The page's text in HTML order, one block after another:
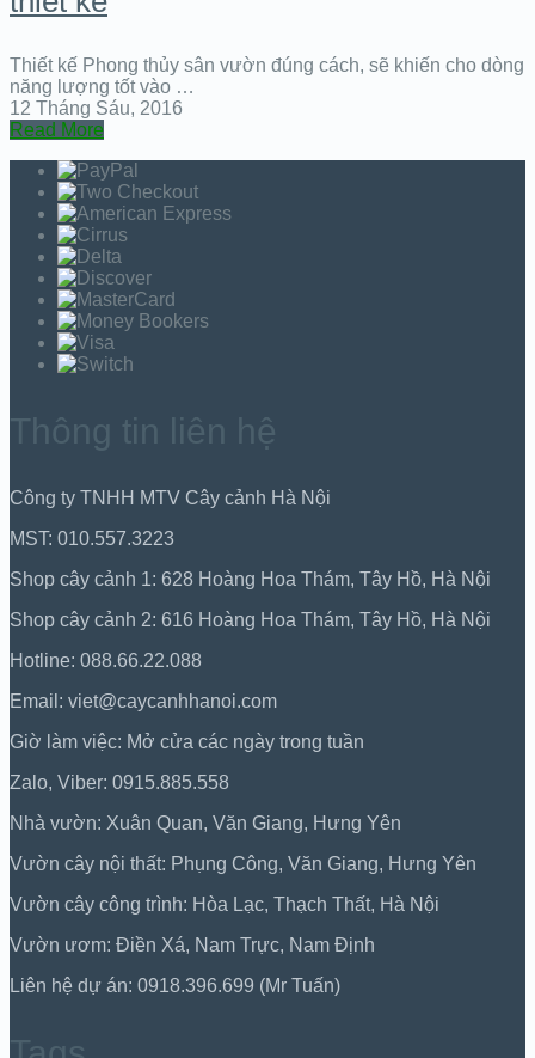
Thiết kế Phong thủy sân vườn đúng cách, sẽ khiến cho dòng
năng lượng tốt vào …
12 Tháng Sáu, 2016
Read More
Thông tin liên hệ
Công ty TNHH MTV Cây cảnh Hà Nội
MST: 010.557.3223
Shop cây cảnh 1: 628 Hoàng Hoa Thám, Tây Hồ, Hà Nội
Shop cây cảnh 2: 616 Hoàng Hoa Thám, Tây Hồ, Hà Nội
Hotline: 088.66.22.088
Email: viet@caycanhhanoi.com
Giờ làm việc: Mở cửa các ngày trong tuần
Zalo, Viber: 0915.885.558
Nhà vườn: Xuân Quan, Văn Giang, Hưng Yên
Vườn cây nội thất: Phụng Công, Văn Giang, Hưng Yên
Vườn cây công trình: Hòa Lạc, Thạch Thất, Hà Nội
Vườn ươm: Điền Xá, Nam Trực, Nam Định
Liên hệ dự án: 0918.396.699 (Mr Tuấn)